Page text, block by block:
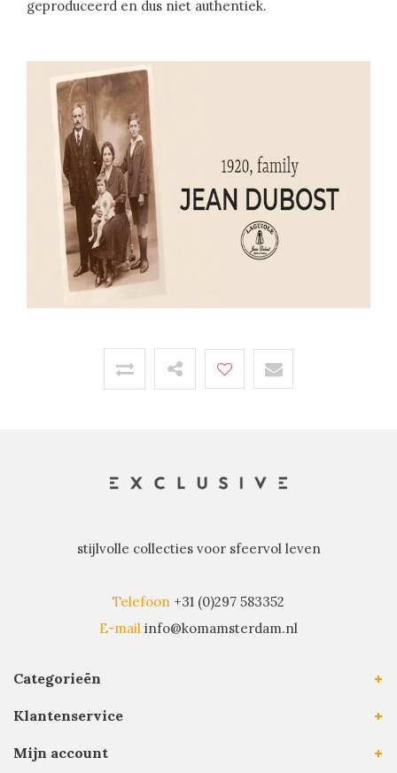
geproduceerd en dus niet authentiek.
stijlvolle collecties voor sfeervol leven
Telefoon +31 (0)297 583352
E-mail info@komamsterdam.nl
Categorieën
Klantenservice
Mijn account